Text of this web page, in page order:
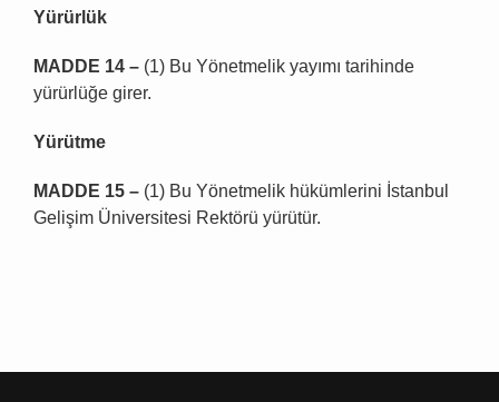
Yürürlük
MADDE 14 – (1) Bu Yönetmelik yayımı tarihinde
yürürlüğe girer.
Yürütme
MADDE 15 – (1) Bu Yönetmelik hükümlerini İstanbul
Gelişim Üniversitesi Rektörü yürütür.